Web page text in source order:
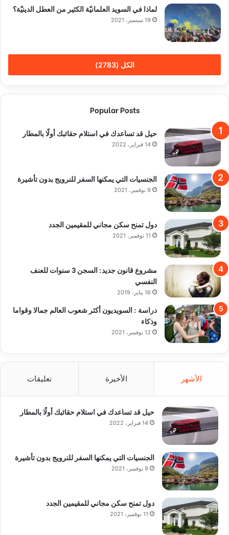
لماذا في السويد العلمانيّة الكثير من العطل الدينيّة؟
19 سبتمبر، 2021
الكل (2783)
Popular Posts
حيل قد تساعدك في استلام حقائبك أولًا بالمطار
14 فبراير، 2022
الجنسيات التي يمكنها السفر للنرويج بدون تأشيرة
9 نوفمبر، 2021
دول تمنح سكن مجاني للمقيمين الجدد
11 نوفمبر، 2021
مشروع قانون جديد: السجن 3 سنوات للعنف
النفسي
16 يناير، 2019
دراسة : السويديون أكثر شعوب العالم جمالا وقواما
وذكاء
12 نوفمبر، 2021
الأشهر الأخيرة تعليقات
حيل قد تساعدك في استلام حقائبك أولًا بالمطار
14 فبراير، 2022
الجنسيات التي يمكنها السفر للنرويج بدون تأشيرة
9 نوفمبر، 2021
دول تمنح سكن مجاني للمقيمين الجدد
11 نوفمبر، 2021